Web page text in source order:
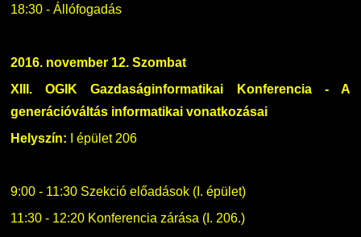
18:30 - Állófogadás
2016. november 12. Szombat
XIII. OGIK Gazdaságinformatikai Konferencia - A
generációváltás informatikai vonatkozásai
Helyszín: I épület 206
9:00 - 11:30 Szekció előadások (I. épület)
11:30 - 12:20 Konferencia zárása (I. 206.)